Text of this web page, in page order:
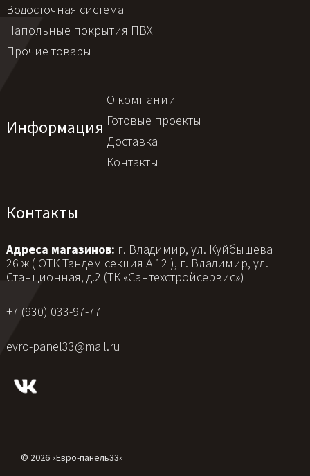
Водосточная система
Напольные покрытия ПВХ
Прочие товары
Информация
О компании
Готовые проекты
Доставка
Контакты
Контакты
Адреса магазинов: г. Владимир, ул. Куйбышева
26 ж ( ОТК Тандем секция А 12 ), г. Владимир, ул.
Станционная, д.2 (ТК «Сантехстройсервис»)
+7 (930) 033-97-77
evro-panel33@mail.ru
© 2026 «Евро-панель33»